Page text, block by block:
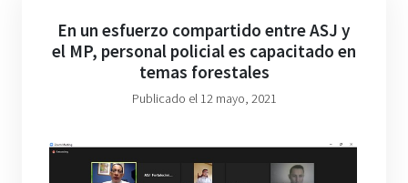
En un esfuerzo compartido entre ASJ y
el MP, personal policial es capacitado en
temas forestales
Publicado el 12 mayo, 2021